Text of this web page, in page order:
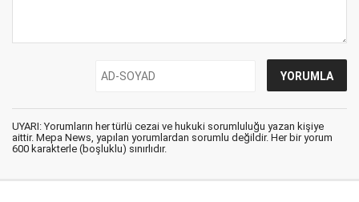
UYARI: Yorumların her türlü cezai ve hukuki sorumluluğu yazan kişiye
aittir. Mepa News, yapılan yorumlardan sorumlu değildir. Her bir yorum
600 karakterle (boşluklu) sınırlıdır.